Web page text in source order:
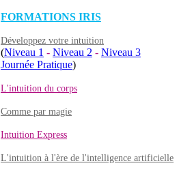
FORMATIONS IRIS
Développez votre intuition
(Niveau 1 - Niveau 2 - Niveau 3
Journée Pratique)
L'intuition du corps
Comme par magie
Intuition Express
L'intuition à l'ère de l'intelligence artificielle